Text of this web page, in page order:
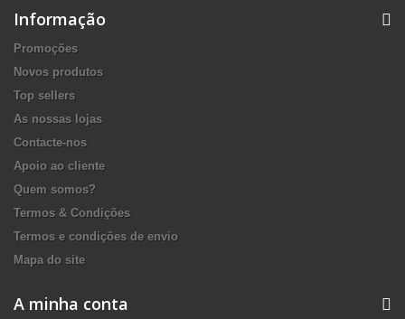
Informação
Promoções
Novos produtos
Top sellers
As nossas lojas
Contacte-nos
Apoio ao cliente
Quem somos?
Termos & Condições
Termos e condições de envio
Mapa do site
A minha conta